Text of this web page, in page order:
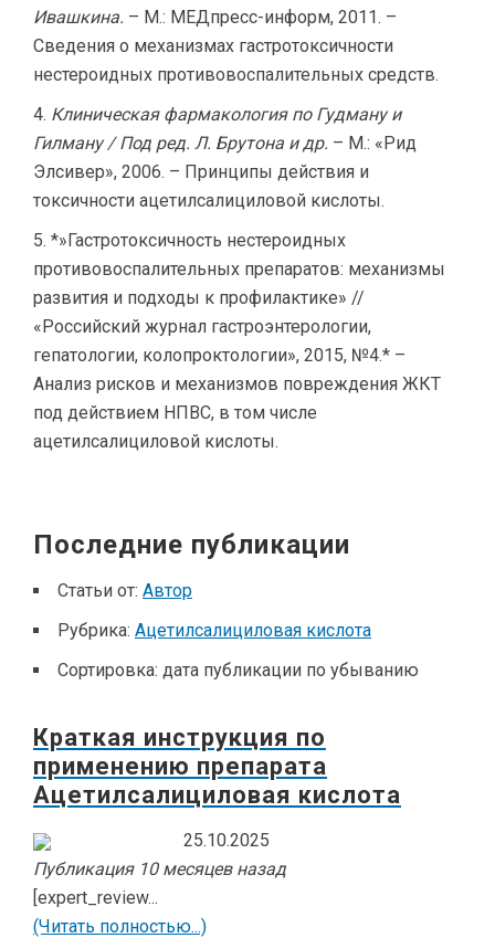
Ивашкина. – М.: МЕДпресс-информ, 2011. –
Сведения о механизмах гастротоксичности
нестероидных противовоспалительных средств.
Клиническая фармакология по Гудману и
Гилману / Под ред. Л. Брутона и др. – М.: «Рид
Элсивер», 2006. – Принципы действия и
токсичности ацетилсалициловой кислоты.
*»Гастротоксичность нестероидных
противовоспалительных препаратов: механизмы
развития и подходы к профилактике» //
«Российский журнал гастроэнтерологии,
гепатологии, колопроктологии», 2015, №4.* –
Анализ рисков и механизмов повреждения ЖКТ
под действием НПВС, в том числе
ацетилсалициловой кислоты.
Последние публикации
Статьи от: Автор
Рубрика: Ацетилсалициловая кислота
Сортировка: дата публикации по убыванию
Краткая инструкция по
применению препарата
Ацетилсалициловая кислота
25.10.2025
Публикация 10 месяцев назад
[expert_review...
(Читать полностью...)